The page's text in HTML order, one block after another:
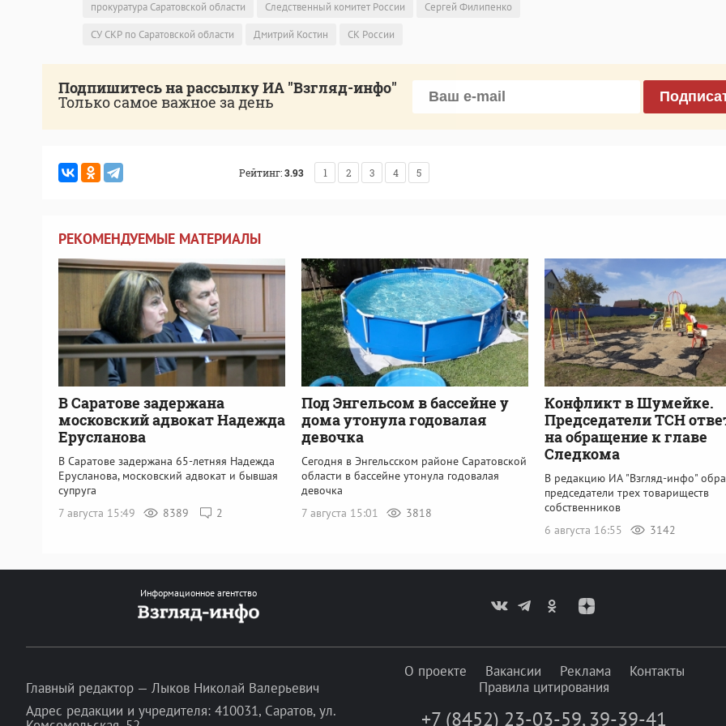
прокуратура Саратовской области Следственный комитет России
Сергей Филипенко
СУ СКР по Саратовской области
Дмитрий Костин СК России
Подпишитесь на рассылку ИА "Взгляд-инфо"
Только самое важное за день
Рейтинг:3.93 1 2 3 4 5
РЕКОМЕНДУЕМЫЕ МАТЕРИАЛЫ
В Саратове задержана
московский адвокат Надежда
Ерусланова
В Саратове задержана 65-летняя Надежда
Ерусланова, московский адвокат и бывшая
супруга
7 августа 15:49
8389 2
Под Энгельсом в бассейне у
дома утонула годовалая
девочка
Сегодня в Энгельсском районе Саратовской
области в бассейне утонула годовалая
девочка
7 августа 15:01
3818
Конфликт в Шумейке.
Председатели ТСН
на обращение к главе
Следкома
В редакцию ИА "Взгляд-инфо"
председатели трех товариществ
собственников
6 августа 16:55
3142
Информационное агентство
Главный редактор — Лыков Николай Валерьевич
Адрес редакции и учредителя: 410031, Саратов, ул.
О проекте Вакансии Реклама
Контакты
Правила цитирования
+7 (8452) 23-03-59, 39-39-41